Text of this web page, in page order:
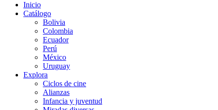
Inicio
Catálogo
Bolivia
Colombia
Ecuador
Perú
México
Uruguay
Explora
Ciclos de cine
Alianzas
Infancia y juventud